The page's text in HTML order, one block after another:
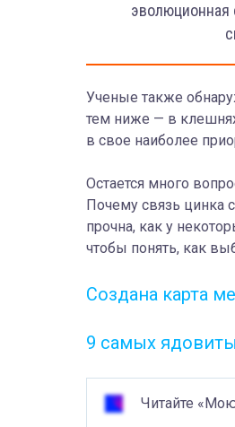
эволюционная
Ученые также
тем ниже — в
в свое наиболее
Остается много
Почему связь цинка
прочна, как у
чтобы понять, как
Создана карта
9 самых
Читайте